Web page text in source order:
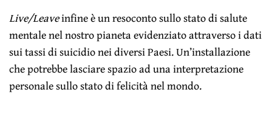
Live/Leaveinfine è un resoconto sullo stato di salute
mentale nel nostro pianeta evidenziato attraverso i dati
sui tassi di suicidio nei diversi Paesi. Un’installazione
che potrebbe lasciare spazio ad una interpretazione
personale sullo stato di felicità nel mondo.